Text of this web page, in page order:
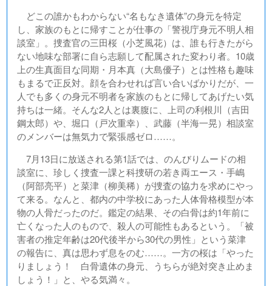
どこの誰かもわからない“名もなき遺体”の身元を特定
し、家族のもとに帰すことが仕事の「警視庁身元不明人相
談室」。捜査官の三田桜（小芝風花）は、誰も行きたがら
ない地味な部署に自ら志願して配属された変わり者。10歳
上の生真面目な同期・月本真（大島優子）とは性格も趣味
もまるで正反対。顔を合わせれば言い合いばかりだが、一
人でも多くの身元不明者を家族のもとに帰してあげたい気
持ちは一緒。そんな2人とは裏腹に、上司の利根川（吉田
鋼太郎）や、堀口（戸次重幸）、武藤（半海一晃）相談室
のメンバーは無気力で緊張感ゼロ……。
7月13日に放送される第1話では、のんびりムードの相
談室に、珍しく捜査一課と科捜研の若き両エース・手嶋
（阿部亮平）と菜津（柳美稀）が捜査の協力を求めにやっ
て来る。なんと、都内の中学校にあった人体骨格模型が本
物の人骨だったのだ。鑑定の結果、その白骨は約1年前に
亡くなった人のもので、殺人の可能性もあるという。「被
害者の推定年齢は20代後半から30代の男性」という菜津
の報告に、真は思わず息をのむ……。一方の桜は「やった
りましょう！ 白骨遺体の身元、うちらが絶対突き止めま
しょう！」と、やる気満々。